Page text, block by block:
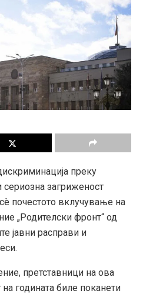
преку
сериозна загриженост
почестото вклучување на
„Родителски фронт“ од
јавни расправи и
претставници на ова
годината биле поканети